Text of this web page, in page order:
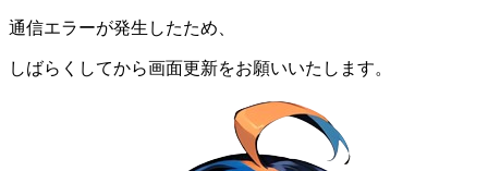
通信エラーが発生したため、
しばらくしてから画面更新をお願いいたします。